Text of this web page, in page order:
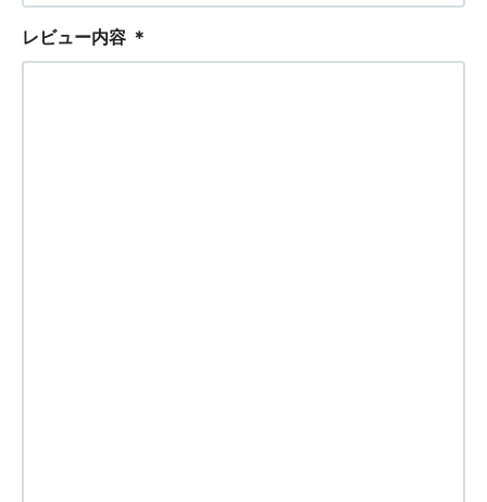
レビュー内容 ＊